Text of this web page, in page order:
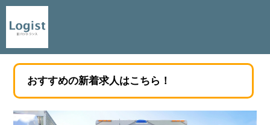
おすすめの新着求人はこちら！